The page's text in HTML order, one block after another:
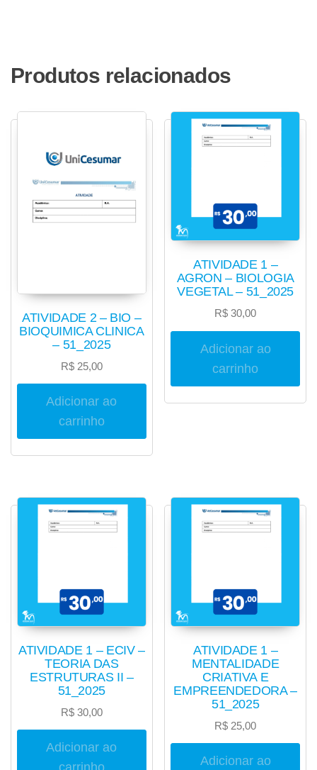
Produtos relacionados
ATIVIDADE 2 – BIO –
BIOQUIMICA CLINICA
– 51_2025
R$25,00
Adicionar ao
carrinho
ATIVIDADE 1 –
AGRON – BIOLOGIA
VEGETAL – 51_2025
R$ 30,00
Adicionar ao
carrinho
ATIVIDADE 1 – ECIV –
TEORIA DAS
ESTRUTURAS II –
51_2025
R$30,00
Adicionar ao
ATIVIDADE 1 –
MENTALIDADE
CRIATIVA E
EMPREENDEDORA –
51_2025
R$ 25,00
Adicionar ao